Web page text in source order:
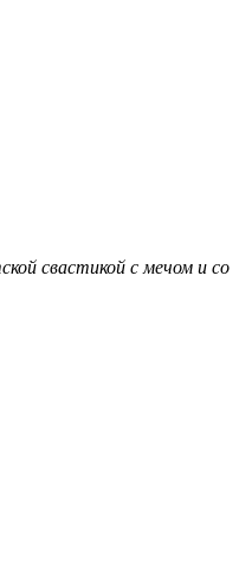
свастикой с мечом и со